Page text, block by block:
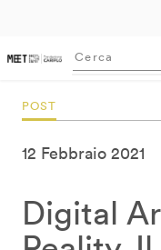
POST
12 Febbraio 2021
Digital